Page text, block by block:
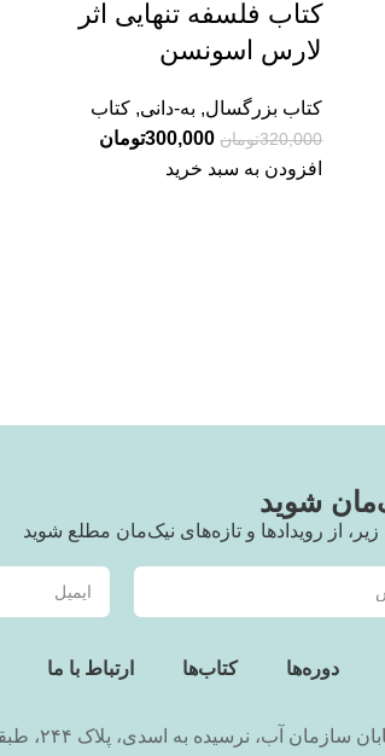
کتاب فلسفه تنهایی اثر
لارس اسونسن
کتاب بزرگسال, به-دانی, کتاب
320,000تومان 300,000تومان
افزودن به سبد خرید
شوید
زیر، از رویدادها و تازه‌های نیک‌مان مطلع شوید
دوره‌ها کتاب‌ها ارتباط با ما
سازمان آب، نرسیده به اسدی، پلاک ۲۴۴، طبقه ۴